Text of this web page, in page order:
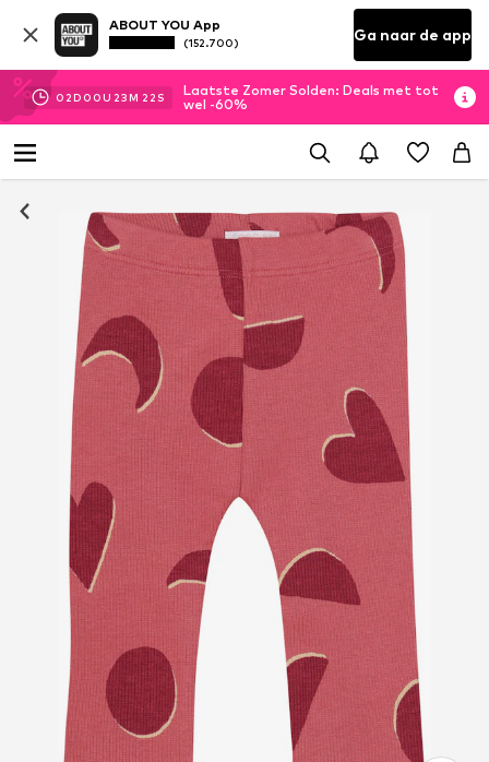
ABOUT YOU App
(152.700) Ga naar de app
02D 00U 23M 22 S
Laatste Zomer Solden: Deals met tot
wel -60%